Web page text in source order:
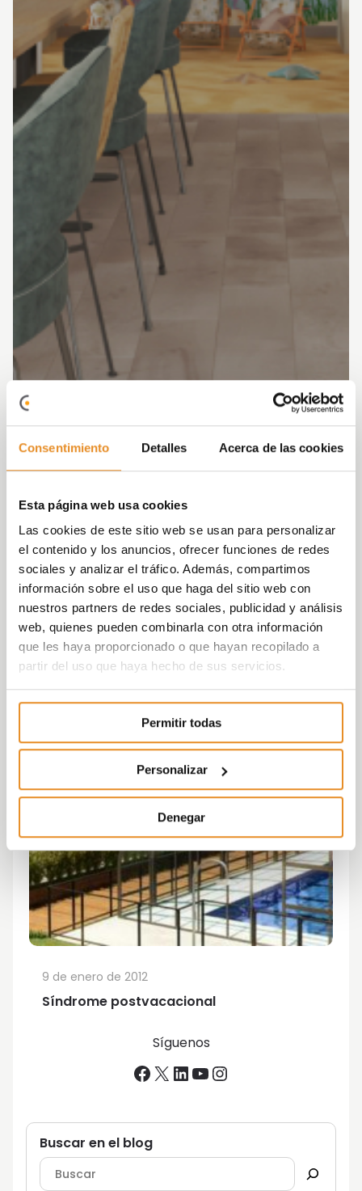
Consentimiento Detalles Acerca de las cookies
Esta página web usa cookies
Las cookies de este sitio web se usan para personalizar
el contenido y los anuncios, ofrecer funciones de redes
sociales y analizar el tráfico. Además, compartimos
información sobre el uso que haga del sitio web con
nuestros partners de redes sociales, publicidad y análisis
web, quienes pueden combinarla con otra información
que les haya proporcionado o que hayan recopilado a
partir del uso que haya hecho de sus servicios.
Permitir todas
Personalizar
Denegar
Síndrome postvacacional
9 de enero de 2012
Síguenos
Facebook
X LinkedIn
YouTube
Instagram
Buscar en el blog